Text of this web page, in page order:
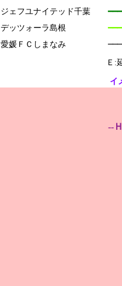
ジェフユナイテッド千葉
デッツォーラ島根
Ｅ:
イ
--